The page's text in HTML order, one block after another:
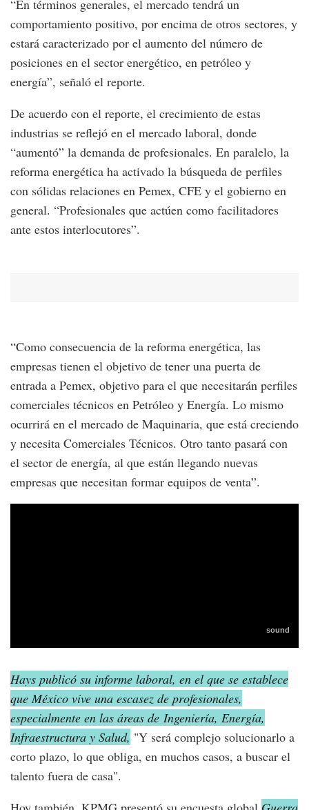
“En términos generales, el mercado tendrá un
comportamiento positivo, por encima de otros sectores, y
estará caracterizado por el aumento del número de
posiciones en el sector energético, en petróleo y
energía”, señaló el reporte.
De acuerdo con el reporte, el crecimiento de estas
industrias se reflejó en el mercado laboral, donde
“aumentó” la demanda de profesionales. En paralelo, la
reforma energética ha activado la búsqueda de perfiles
con sólidas relaciones en Pemex, CFE y el gobierno en
general. “Profesionales que actúen como facilitadores
ante estos interlocutores”.
“Como consecuencia de la reforma energética, las
empresas tienen el objetivo de tener una puerta de
entrada a Pemex, objetivo para el que necesitarán perfiles
comerciales técnicos en Petróleo y Energía. Lo mismo
ocurrirá en el mercado de Maquinaria, que está creciendo
y necesita Comerciales Técnicos. Otro tanto pasará con
el sector de energía, al que están llegando nuevas
empresas que necesitan formar equipos de venta”.
Hays publicó su informe laboral, en el que se establece
que México vive una escasez de profesionales,
especialmente en las áreas de Ingeniería, Energía,
Infraestructura y Salud, "Y será complejo solucionarlo a
corto plazo, lo que obliga, en muchos casos, a buscar el
talento fuera de casa".